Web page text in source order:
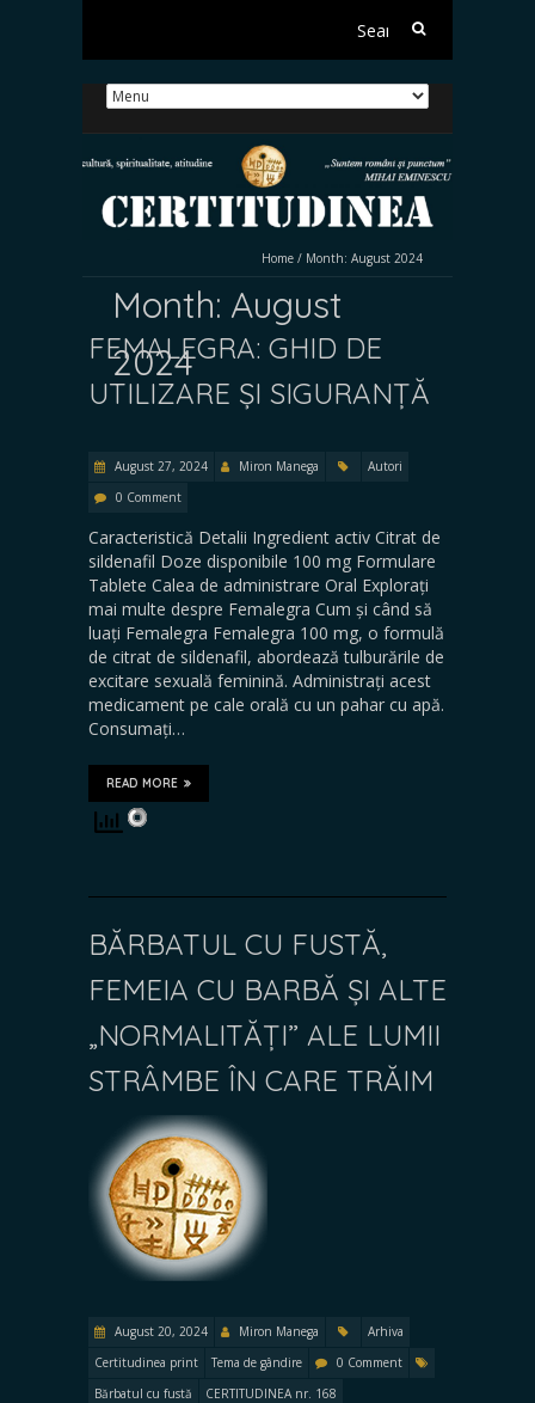
Search
Home / Month: August 2024
Month: August
2024
FEMALEGRA: GHID DE
UTILIZARE ȘI SIGURANȚĂ
August 27, 2024 Miron Manega
Autori
0 Comment
Caracteristică Detalii Ingredient activ Citrat de
sildenafil Doze disponibile 100 mg Formulare
Tablete Calea de administrare Oral Explorați
mai multe despre Femalegra Cum și când să
luați Femalegra Femalegra 100 mg, o formulă
de citrat de sildenafil, abordează tulburările de
excitare sexuală feminină. Administrați acest
medicament pe cale orală cu un pahar cu apă.
Consumați…
READ MORE
BĂRBATUL CU FUSTĂ,
FEMEIA CU BARBĂ ȘI ALTE
„NORMALITĂȚI” ALE LUMII
STRÂMBE ÎN CARE TRĂIM
August 20, 2024 Miron Manega
Arhiva
Certitudinea print
Tema de gândire
0 Comment
Bărbatul cu fustă
CERTITUDINEA nr. 168